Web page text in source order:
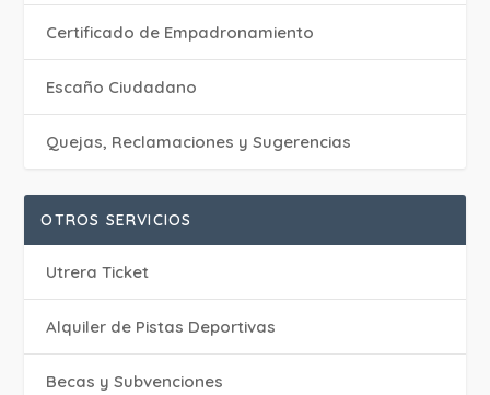
Certificado de Empadronamiento
Escaño Ciudadano
Quejas, Reclamaciones y Sugerencias
OTROS SERVICIOS
Utrera Ticket
Alquiler de Pistas Deportivas
Becas y Subvenciones